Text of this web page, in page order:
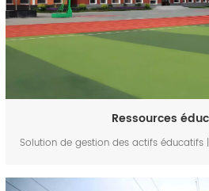
Ressources
Solution de gestion des actifs éducatifs
grâce à la gestion des actifs par